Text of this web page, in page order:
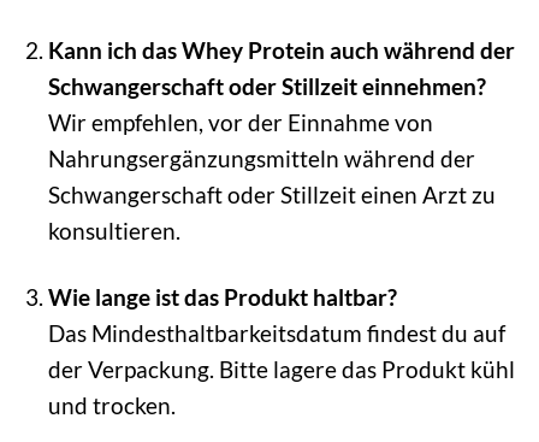
Kann ich das Whey Protein auch während der
Schwangerschaft oder Stillzeit einnehmen?
Wir empfehlen, vor der Einnahme von
Nahrungsergänzungsmitteln während der
Schwangerschaft oder Stillzeit einen Arzt zu
konsultieren.
Wie lange ist das Produkt haltbar?
Das Mindesthaltbarkeitsdatum findest du auf
der Verpackung. Bitte lagere das Produkt kühl
und trocken.